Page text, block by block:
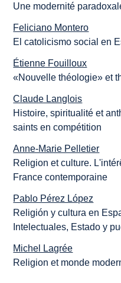
Une modernité
Feliciano Montero
El catolicismo social en
Étienne Fouilloux
«Nouvelle théologie» et
Claude Langlois
Histoire, spiritualité et
saints en compétition
Anne-Marie Pelletier
Religion et culture.
France contemporaine
Pablo Pérez López
Religión y cultura en
Intelectuales, Estado y
Michel Lagrée
Religion et monde